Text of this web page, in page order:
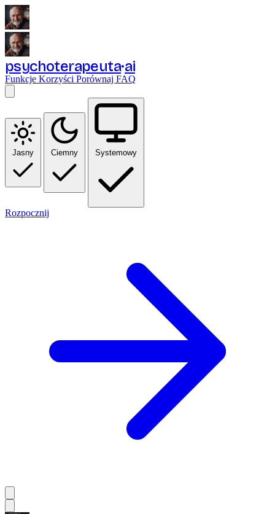
psychoterapeuta ai
Funkcje Korzyści Porównaj FAQ
Jasny Ciemny Systemowy
Rozpocznij